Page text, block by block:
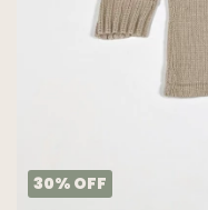
30% OFF